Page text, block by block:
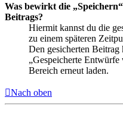
Was bewirkt die
Beitrags?
Hiermit kannst du die
zu einem späteren
Den gesicherten
„Gespeicherte
Bereich erneut laden.
Nach oben